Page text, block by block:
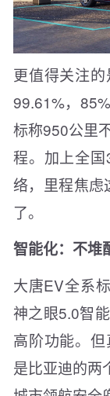
更值得关注
99.61%，
标称950公里
程。加上全
络，里程焦虑
了。
智能化：不堆
大唐EV全系
神之眼5.0智
高阶功能。
是比亚迪的两